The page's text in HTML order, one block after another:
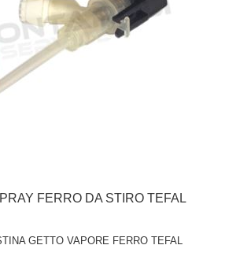
FERRO DA STIRO TEFAL
GETTO VAPORE FERRO TEFAL